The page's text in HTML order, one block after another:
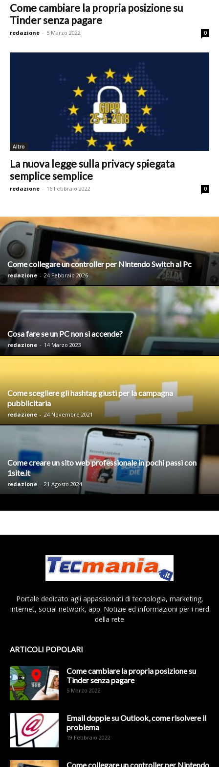
Come cambiare la propria posizione su
Tinder senza pagare
redazione - 5 Marzo 2022 0
Altro
La nuova legge sulla privacy spiegata
semplice semplice
redazione - 16 Febbraio 2022 0
Come collegare un controller per Nintendo Switch al Pc
redazione - 24 Febbraio 2026
Cosa fare se un PC non si accende?
redazione - 14 Marzo 2023
Come scegliere gli hashtag giusti per la campagna
pubblicitaria
redazione - 24 Novembre 2021
Come creare un sito web professionale in pochi passi con
1site.it
redazione - 21 Agosto 2024
Portale dedicato agli appassionati di tecnologia, marketing,
internet, social network, app. Notizie ed informazioni per i nerd
della rete
ARTICOLI POPOLARI
Come cambiare la propria posizione su
Tinder senza pagare
5 Marzo 2022
Email doppie su Outlook, come risolvere il
problema
19 Febbraio 2022
Come collegare un controller per Nintendo